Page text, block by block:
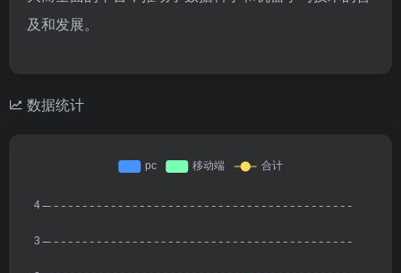
及和发展。
数据统计